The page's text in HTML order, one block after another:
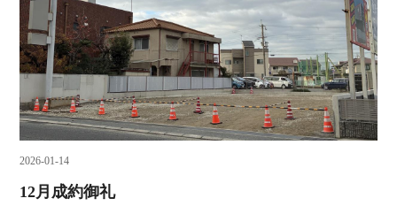
2026-01-14
12月成約御礼